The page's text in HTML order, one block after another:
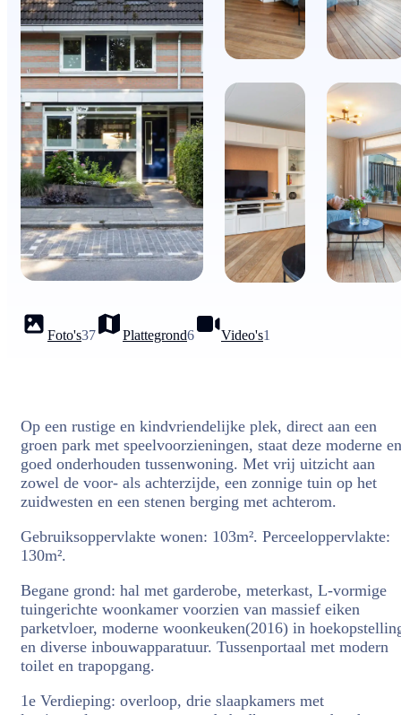
Foto's37 Plattegrond6 Video's1
Op een rustige en kindvriendelijke plek, direct aan een
groen park met speelvoorzieningen, staat deze moderne en
goed onderhouden tussenwoning. Met vrij uitzicht aan
zowel de voor- als achterzijde, een zonnige tuin op het
zuidwesten en een stenen berging met achterom.
Gebruiksoppervlakte wonen: 103m². Perceeloppervlakte:
130m².
Begane grond: hal met garderobe, meterkast, L-vormige
tuingerichte woonkamer voorzien van massief eiken
parketvloer, moderne woonkeuken(2016) in
en diverse inbouwapparatuur. Tussenportaal met modern
toilet en trapopgang.
1e Verdieping: overloop, drie slaapkamers met